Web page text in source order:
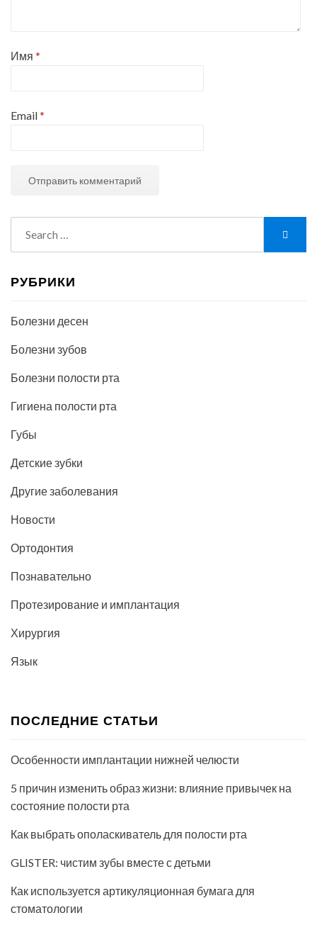
Имя *
Email*
for:
РУБРИКИ
Болезни десен
Болезни зубов
Болезни полости рта
Гигиена полости рта
Губы
Детские зубки
Другие заболевания
Новости
Ортодонтия
Познавательно
Протезирование и имплантация
Хирургия
Язык
ПОСЛЕДНИЕ СТАТЬИ
Особенности имплантации нижней челюсти
5 причин изменить образ жизни: влияние привычек на
состояние полости рта
Как выбрать ополаскиватель для полости рта
GLISTER: чистим зубы вместе с детьми
Как используется артикуляционная бумага для
стоматологии